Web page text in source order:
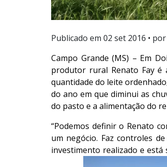
Publicado em 02 set 2016 • por
Campo Grande (MS) – Em
produtor rural Renato Fay é
quantidade do leite
do ano em que diminui as
do pasto e a alimentação do
“Podemos definir o Renato
um negócio. Faz controles
investimento realizado e